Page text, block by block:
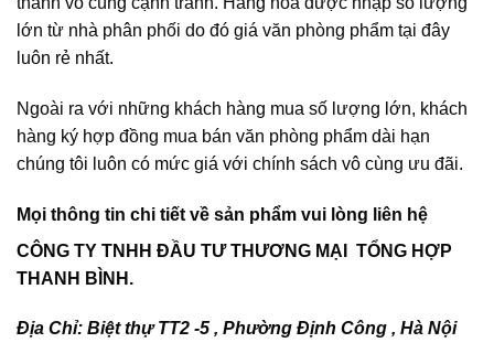
lớn từ nhà phân phối do đó giá văn phòng phẩm tại đây
luôn rẻ nhất.
Ngoài ra với những khách hàng mua số lượng lớn, khách
hàng ký hợp đồng mua bán văn phòng phẩm dài hạn
chúng tôi luôn có mức giá với chính sách vô cùng ưu đãi.
Mọi thông tin chi tiết về sản phẩm vui lòng liên hệ
CÔNG TY TNHH ĐẦU TƯ THƯƠNG MẠI TỔNG HỢP
THANH BÌNH.
Địa Chỉ: Biệt thự TT2 -5 , Phường Định Công , Hà Nội